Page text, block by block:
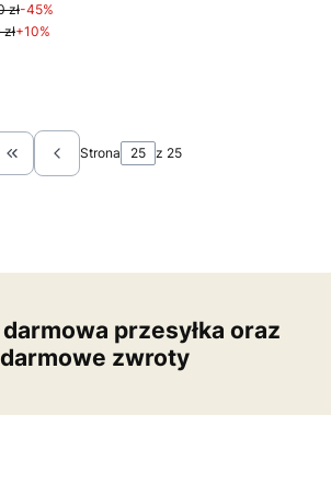
zł-45%
+10%
Wróć do pierwszej strony z produktami
Strona z 25
przesyłka oraz
darmowe zwroty